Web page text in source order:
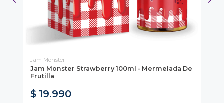
Jam Monster
Jam Monster Strawberry 100ml - Mermelada De
Frutilla
$ 19.990